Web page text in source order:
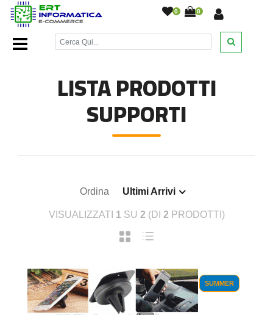
0 0
Home Page/Accessori cellulari/Supporti/
LISTA PRODOTTI
SUPPORTI
Ordina Ultimi Arrivi
VISUALIZZATI 1 SU 2 (DI 2 PRODOTTI)
SUMMER